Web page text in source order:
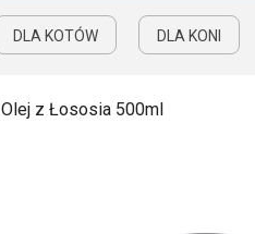
DLA KOTÓW DLA KONI
Olej z Łososia 500ml